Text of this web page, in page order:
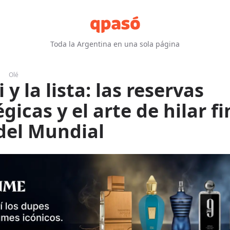
Toda la Argentina en una sola página
Olé
y la lista: las reservas
y el arte de hilar
Mundial